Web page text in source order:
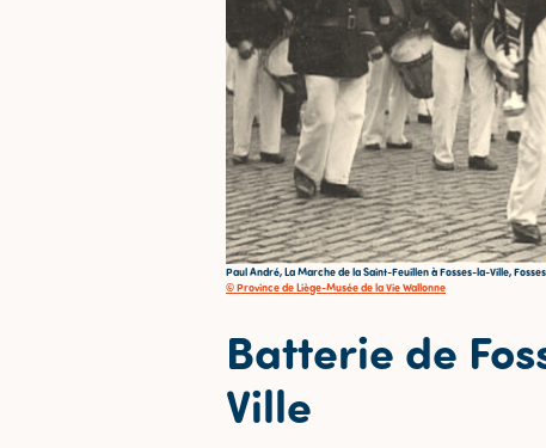
Paul André, La Marche de la Saint-Feuillen à Fosses-la-Ville,
© Province de Liège-Musée de la Vie Wallonne
Batterie de
Ville